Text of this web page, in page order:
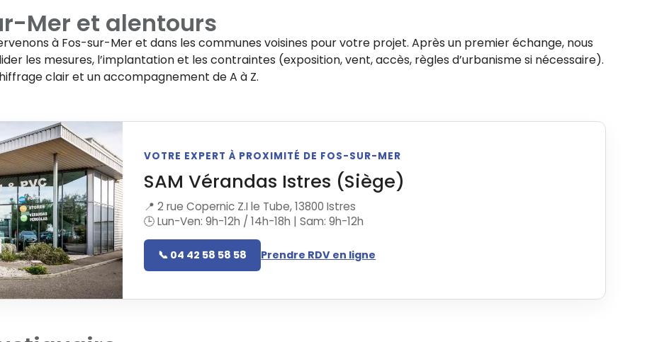
Mer et alentours
à Fos-sur-Meret dans les communes voisines pour votre projet. Après un premier échange, nous
les mesures, l’implantation et les contraintes (exposition, vent, accès, règles d’urbanisme si nécessaire).
clair et un accompagnement de A à Z.
VOTRE EXPERT À PROXIMITÉ DE FOS-SUR-MER
SAM Vérandas Istres (Siège)
📍 2 rue Copernic Z.I le Tube, 13800 Istres
🕒 Lun-Ven: 9h-12h / 14h-18h | Sam: 9h-12h
📞 04 42 58 58 58 Prendre RDV en ligne